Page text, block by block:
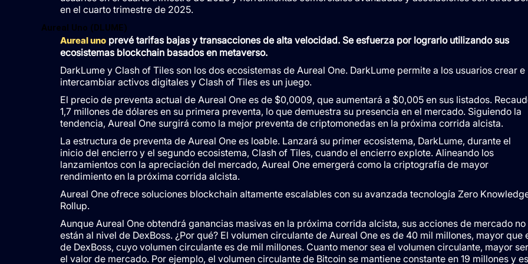
en el cuarto trimestre de 2025.
Aureal Uno (DLUME)
Aureal unoprevé tarifas bajas y transacciones de alta velocidad. Se esfuerza por lograrlo utilizando sus
ecosistemas blockchain basados ​​en metaverso.
DarkLume y Clash of Tiles son los dos ecosistemas de Aureal One. DarkLume permite a los usuarios crear e
intercambiar activos digitales y Clash of Tiles es un juego.
El precio de preventa actual de Aureal One es de $0,0009, que aumentará a $0,005 en sus listados.
1,7 millones de dólares en su primera preventa, lo que demuestra su presencia en el mercado. Siguiendo la
tendencia, Aureal One surgirá como la mejor preventa de criptomonedas en la próxima corrida alcista.
La estructura de preventa de Aureal One es loable. Lanzará su primer ecosistema, DarkLume, durante el
inicio del encierro y el segundo ecosistema, Clash of Tiles, cuando el encierro explote. Alineando los
lanzamientos con la apreciación del mercado, Aureal One emergerá como la criptografía de mayor
rendimiento en la próxima corrida alcista.
Aureal One ofrece soluciones blockchain altamente escalables con su avanzada tecnología Zero
Rollup.
Aunque Aureal One obtendrá ganancias masivas en la próxima corrida alcista, sus acciones de mercado no
están al nivel de DexBoss. ¿Por qué? El volumen circulante de Aureal One es de 40 mil millones, mayor que
de DexBoss, cuyo volumen circulante es de mil millones. Cuanto menor sea el volumen circulante, mayor
el valor de mercado. Por ejemplo, el volumen circulante de Bitcoin se mantiene constante en 19 millones y es